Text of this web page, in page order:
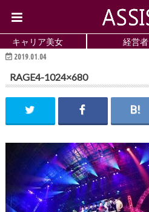
キャリア美女 経営者
2019.01.04
RAGE4-1024×680